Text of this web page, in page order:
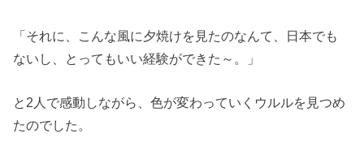
「それに、こんな風に夕焼けを見たのなんて、日本でも
ないし、とってもいい経験ができた～。」
と2人で感動しながら、色が変わっていくウルルを見つめ
たのでした。